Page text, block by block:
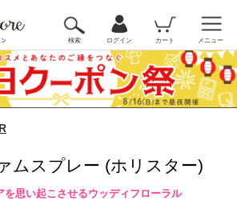
検索 ログイン カート メニュー
ムスプレー (ホリスター)
を思い起こさせるウッディフローラル